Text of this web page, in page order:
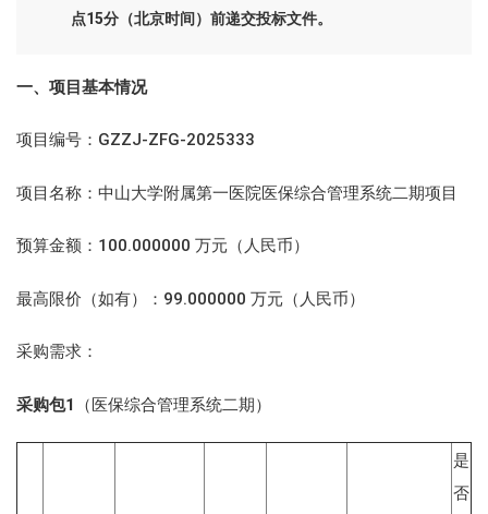
点15分（北京时间）前递交投标文件。
一、项目基本情况
项目编号：GZZJ-ZFG-2025333
项目名称：中山大学附属第一医院医保综合管理系统二期项目
预算金额：100.000000 万元（人民币）
最高限价（如有）：99.000000 万元（人民币）
采购需求：
采购包1 （医保综合管理系统二期）
是
否